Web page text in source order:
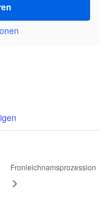
Fronleichnamsprozession